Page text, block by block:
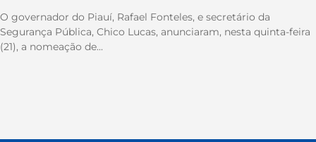
O governador do Piauí, Rafael Fonteles, e secretário da
Segurança Pública, Chico Lucas, anunciaram, nesta quinta-feira
(21), a nomeação de...